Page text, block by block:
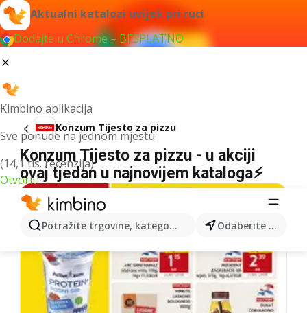
Aktualni katalozi uvijek pri ruci
Dodajte u Chrome – BESPLATNO
Kimbino aplikacija
Sve ponude na jednom mjestu
(14,1 tis. recenzija)
Otvoriti
Potražite trgovine, kategorije, proizvode... Odaberite grad
Konzum Tijesto za pizzu
Konzum Tijesto za pizzu - u akciji
ovaj tjedan u najnovijem kataloga⚡